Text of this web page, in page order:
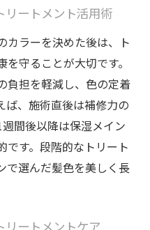
リートメント活用術
カラーを決めた後は、ト
守ることが大切です。
負担を軽減し、色の定着
ば、施術直後は補修力の
間後以降は保湿メイン
です。段階的なトリート
で選んだ髪色を美しく長